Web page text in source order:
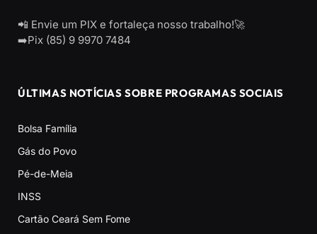
📲 Envie um PIX e fortaleça nosso trabalho!🚀
➡️Pix (85) 9 9970 7484
ÚLTIMAS NOTÍCIAS SOBRE PROGRAMAS SOCIAIS
Bolsa Família
Gás do Povo
Pé-de-Meia
INSS
Cartão Ceará Sem Fome